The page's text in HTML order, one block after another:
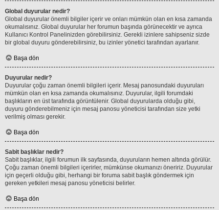
Global duyurular nedir?
Global duyurular önemli bilgiler içerir ve onları mümkün olan en kısa zamanda
okumalısınız. Global duyurular her forumun başında görünecektir ve ayrıca
Kullanıcı Kontrol Panelinizden görebilirsiniz. Gerekli izinlere sahipseniz sizde
bir global duyuru gönderebilirsiniz, bu izinler yönetici tarafından ayarlanır.
Başa dön
Duyurular nedir?
Duyurular çoğu zaman önemli bilgileri içerir. Mesaj panosundaki duyuruları
mümkün olan en kısa zamanda okumalısınız. Duyurular, ilgili forumdaki
başlıkların en üst tarafında görüntülenir. Global duyurularda olduğu gibi,
duyuru gönderebilmeniz için mesaj panosu yöneticisi tarafından size yetki
verilmiş olması gerekir.
Başa dön
Sabit başlıklar nedir?
Sabit başlıklar, ilgili forumun ilk sayfasında, duyuruların hemen altında görülür.
Çoğu zaman önemli bilgileri içerirler, mümkünse okumanızı öneririz. Duyurular
için geçerli olduğu gibi, herhangi bir foruma sabit başlık göndermek için
gereken yetkileri mesaj panosu yöneticisi belirler.
Başa dön